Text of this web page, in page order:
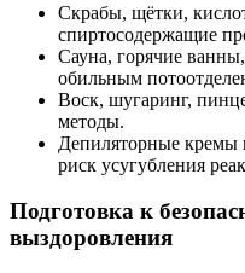
Скрабы, щётки,
спиртосодержащие
Сауна, горячие
обильным
Воск, шугаринг,
методы.
Депиляторные
риск усугубления
Подготовка к
выздоровления